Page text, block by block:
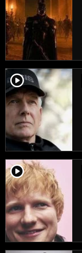
player2
player2